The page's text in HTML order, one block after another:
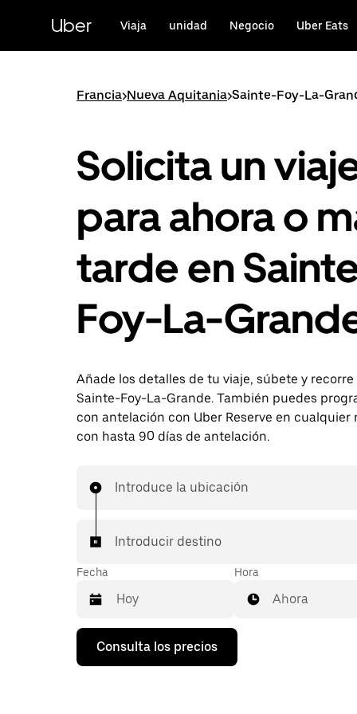
contenido
principal
Uber Viaja unidad Negocio Uber Eats
Francia>Nueva Aquitania>Sainte-Foy-La-
Solicita un
para ahora o
tarde en
Foy-La-
Añade los detalles de tu viaje, súbete y recorre
Sainte-Foy-La-Grande. También puedes
con antelación con Uber Reserve en cualquier
con hasta 90 días de antelación.
Introduce la ubicación
Introducir destino
Fecha
Pulsa
flecha
Hora
Ahora
Consulta los precios